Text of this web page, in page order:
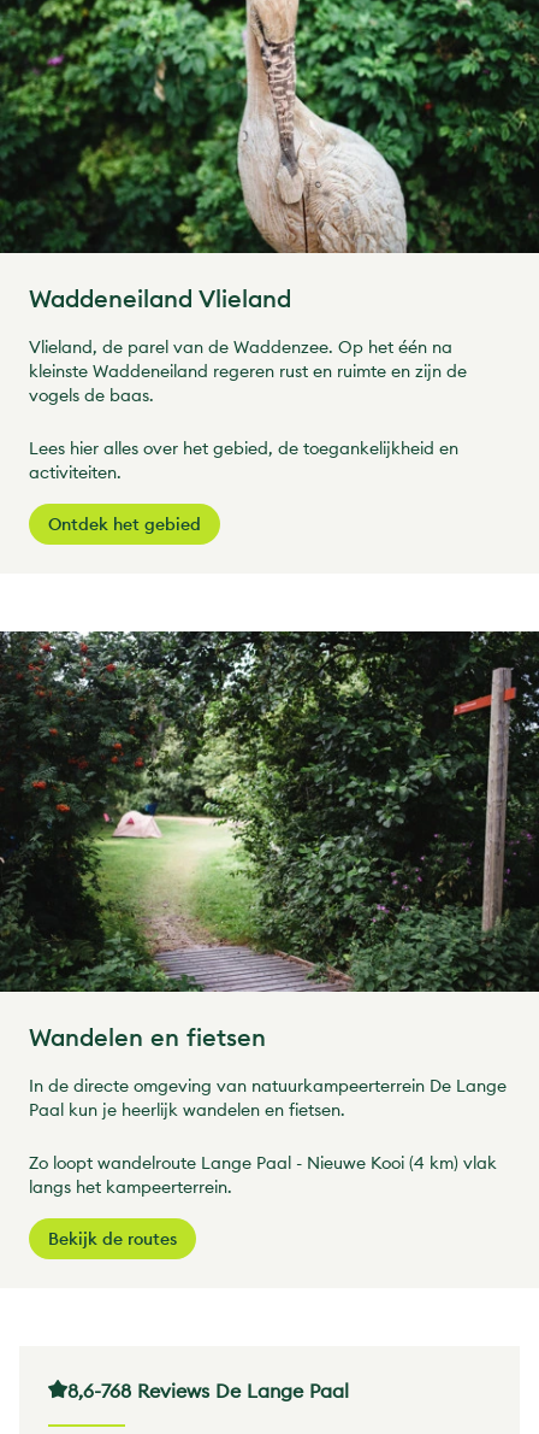
Waddeneiland Vlieland
Vlieland, de parel van de Waddenzee. Op het één na
kleinste Waddeneiland regeren rust en ruimte en zijn de
vogels de baas.
Lees hier alles over het gebied, de toegankelijkheid en
activiteiten.
Ontdek het gebied
Wandelen en fietsen
In de directe omgeving van natuurkampeerterrein De Lange
Paal kun je heerlijk wandelen en fietsen.
Zo loopt wandelroute Lange Paal - Nieuwe Kooi (4 km) vlak
langs het kampeerterrein.
Bekijk de routes
8,6-768 Reviews De Lange Paal